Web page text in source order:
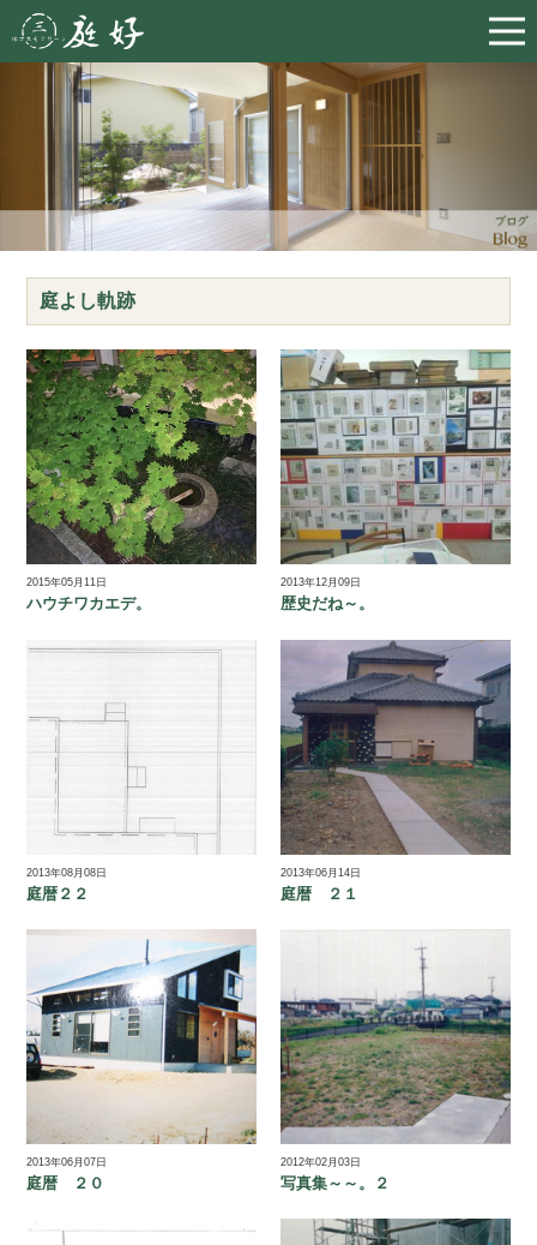
庭よし軌跡
2015年05月11日
ハウチワカエデ。
2013年12月09日
歴史だね～。
2013年08月08日
庭暦２２
2013年06月14日
庭暦 ２１
2013年06月07日
庭暦 ２０
2012年02月03日
写真集～～。２